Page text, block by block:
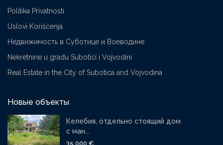
Politika Privatnosti
Uslovi Korišćenja
Недвижимость в Суботице и Воеводине
Nekretnine u gradu Subotici i Vojvodini
Real Estate in the City of Subotica and Vojvodina
Новые объекты
Келебия, отдельно стоящий дом
с ман...
35,000 €